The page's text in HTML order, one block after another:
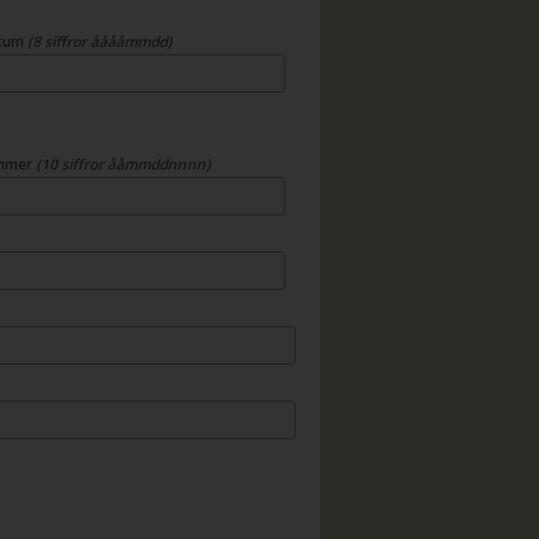
(8 siffror ååååmmdd)
(10 siffror ååmmddnnnn)